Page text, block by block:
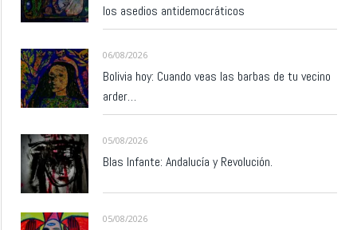
los asedios antidemocráticos
06/08/2026
Bolivia hoy: Cuando veas las barbas de tu vecino
arder…
05/08/2026
Blas Infante: Andalucía y Revolución.
05/08/2026